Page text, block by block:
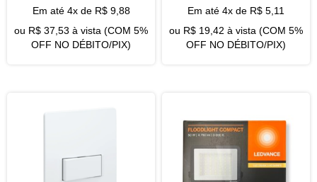
Em até 4x de R$9,88
ou R$ 37,53 à vista (COM 5%
OFF NO DÉBITO/PIX)
Em até 4x de R$ 5,11
ou R$ 19,42 à vista (COM 5%
OFF NO DÉBITO/PIX)